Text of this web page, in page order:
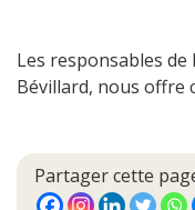
Les responsables de
Bévillard, nous offre
Partager cette